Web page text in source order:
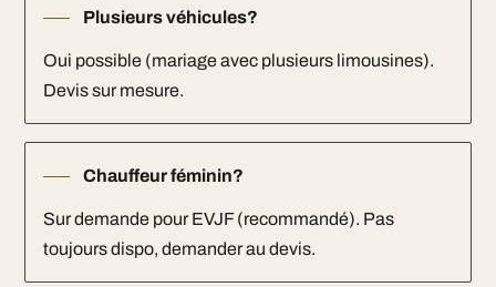
Plusieurs véhicules?
Oui possible (mariage avec plusieurs limousines).
Devis sur mesure.
Chauffeur féminin?
Sur demande pour EVJF (recommandé). Pas
toujours dispo, demander au devis.